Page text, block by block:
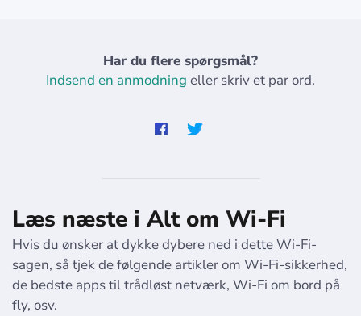
Har du flere spørgsmål?
Indsend en anmodning eller skriv et par ord.
Læs næste i Alt om Wi-Fi
Hvis du ønsker at dykke dybere ned i dette Wi-Fi-
sagen, så tjek de følgende artikler om Wi-Fi-sikkerhed,
de bedste apps til trådløst netværk, Wi-Fi om bord på
fly, osv.